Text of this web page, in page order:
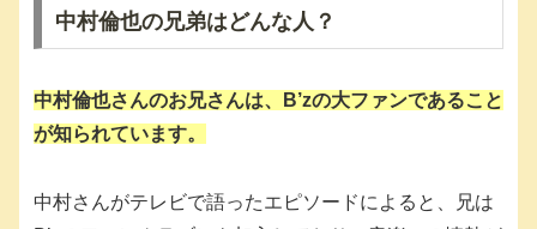
中村倫也の兄弟はどんな人？
中村倫也さんのお兄さんは、B’zの大ファンであること
が知られています。
中村さんがテレビで語ったエピソードによると、兄は